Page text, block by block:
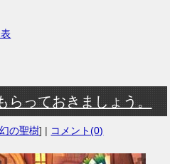
らっておきましょう。
の聖樹] | コメント(0)